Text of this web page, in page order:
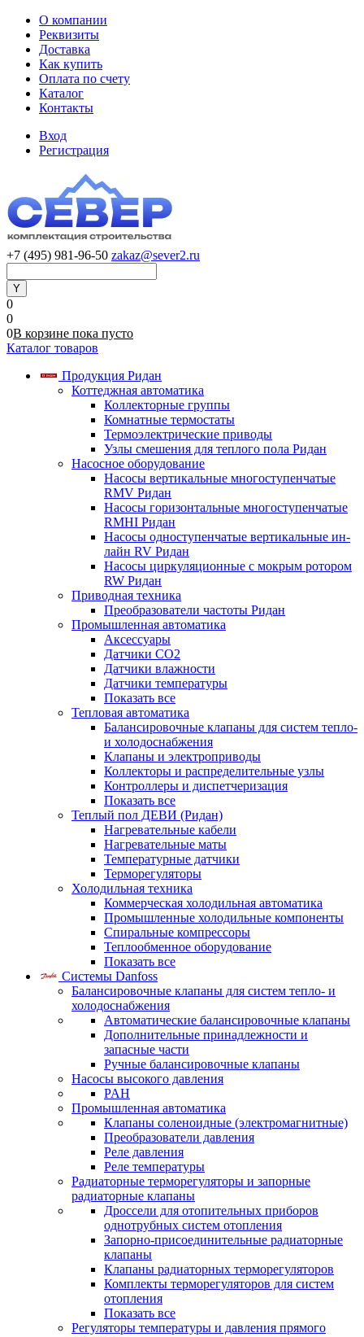
О компании
Реквизиты
Доставка
Как купить
Оплата по счету
Каталог
Контакты
Вход
Регистрация
+7 (495) 981-96-50 zakaz@sever2.ru
0
0
0В корзине пока пусто
Каталог товаров
Продукция Ридан
Коттеджная автоматика
Коллекторные группы
Комнатные термостаты
Термоэлектрические приводы
Узлы смешения для теплого пола Ридан
Насосное оборудование
Насосы вертикальные многоступенчатые
RMV Ридан
Насосы горизонтальные многоступенчатые
RMHI Ридан
Насосы одноступенчатые вертикальные ин-
лайн RV Ридан
Насосы циркуляционные с мокрым ротором
RW Ридан
Приводная техника
Преобразователи частоты Ридан
Промышленная автоматика
Аксессуары
Датчики CO2
Датчики влажности
Датчики температуры
Показать все
Тепловая автоматика
Балансировочные клапаны для систем тепло-
и холодоснабжения
Клапаны и электроприводы
Коллекторы и распределительные узлы
Контроллеры и диспетчеризация
Показать все
Теплый пол ДЕВИ (Ридан)
Нагревательные кабели
Нагревательные маты
Температурные датчики
Терморегуляторы
Холодильная техника
Коммерческая холодильная автоматика
Промышленные холодильные компоненты
Спиральные компрессоры
Теплообменное оборудование
Показать все
Системы Danfoss
Балансировочные клапаны для систем тепло- и
холодоснабжения
Автоматические балансировочные клапаны
Дополнительные принадлежности и
запасные части
Ручные балансировочные клапаны
Насосы высокого давления
PAH
Промышленная автоматика
Клапаны соленоидные (электромагнитные)
Преобразователи давления
Реле давления
Реле температуры
Радиаторные терморегуляторы и запорные
радиаторные клапаны
Дроссели для отопительных приборов
однотрубных систем отопления
Запорно-присоединительные радиаторные
клапаны
Клапаны радиаторных терморегуляторов
Комплекты терморегуляторов для систем
отопления
Показать все
Регуляторы температуры и давления прямого